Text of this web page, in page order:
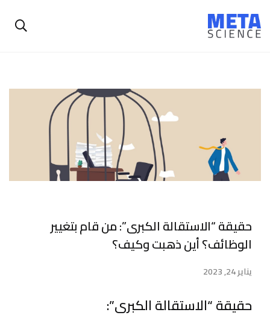
حقيقة “الاستقالة الكبرى”: من قام بتغيير
الوظائف؟ أين ذهبت وكيف؟
يناير 24, 2023
حقيقة “الاستقالة الكبرى”: